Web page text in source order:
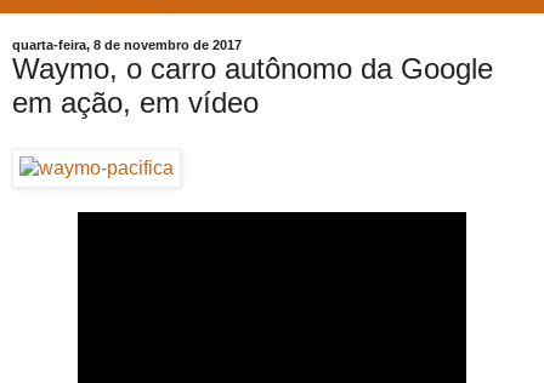
quarta-feira, 8 de novembro de 2017
Waymo, o carro autônomo da Google
em ação, em vídeo